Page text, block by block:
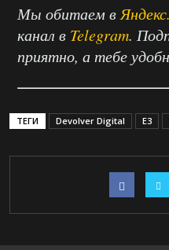
Мы обитаем в
канал в Telegram.
приятно, а тебе
ТЕГИ Devolver Digital E3